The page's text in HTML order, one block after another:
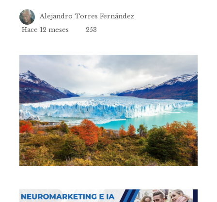
Alejandro Torres Fernández
Hace 12 meses
253